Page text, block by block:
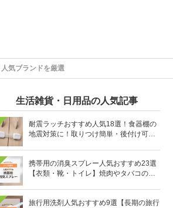
気ブランドを厳選
生活雑貨・日用品の人気記事
耐震ラッチおすすめ人気18選！食器棚の
地震対策に！取りつけ簡単・後付け可能
携帯用の消臭スプレー人気おすすめ23選
【衣類・靴・トイレ】焼肉やタバコのニ
旅行用洗剤人気おすすめ9選【長期の旅行